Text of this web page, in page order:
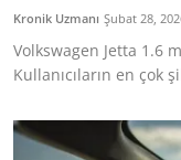
Kronik Uzmanı Şubat 28,
Volkswagen Jetta 1.6
Kullanıcıların en çok